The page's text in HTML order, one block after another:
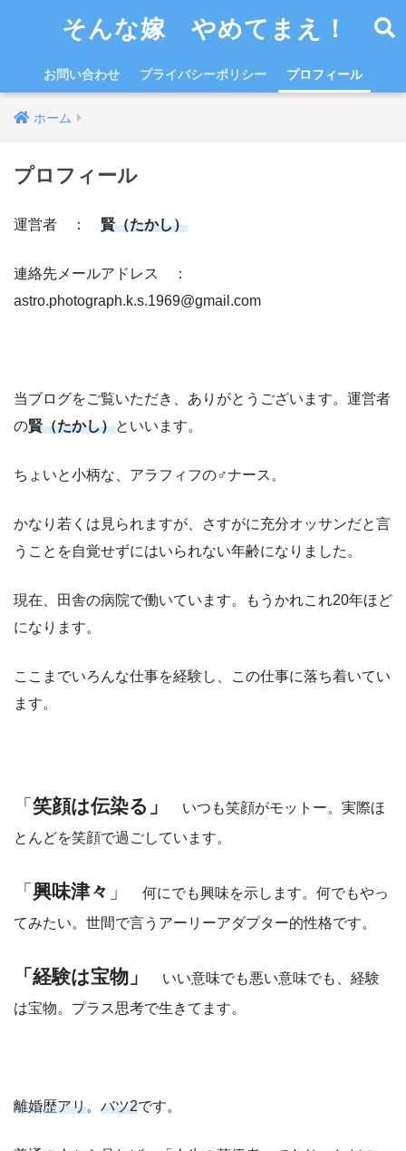
そんな嫁 やめてまえ！
お問い合わせ プライバシーポリシー プロフィール
ホーム
プロフィール
運営者 ： 賢（たかし）
連絡先メールアドレス ：
astro.photograph.k.s.1969@gmail.com
当ブログをご覧いただき、ありがとうございます。運営者
の賢（たかし）といいます。
ちょいと小柄な、アラフィフの♂ナース。
かなり若くは見られますが、さすがに充分オッサンだと言
うことを自覚せずにはいられない年齢になりました。
現在、田舎の病院で働いています。もうかれこれ20年ほど
になります。
ここまでいろんな仕事を経験し、この仕事に落ち着いてい
ます。
「 笑顔は伝染る」
いつも笑顔がモットー。実際ほ
とんどを笑顔で過ごしています。
「 興味津々 」
何にでも興味を示します。何でもやっ
てみたい。世間で言うアーリーアダプター的性格です。
「経験は宝物」
いい意味でも悪い意味でも、経験
は宝物。プラス思考で生きてます。
離婚歴アリ。 バツ2です。